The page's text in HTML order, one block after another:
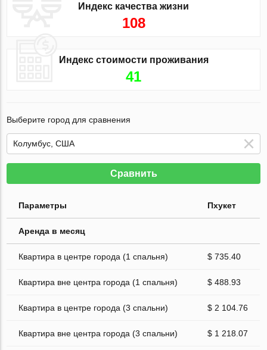
Индекс качества жизни
108
Индекс стоимости проживания
41
Выберите город для сравнения
Сравнить
Параметры Пхукет
Аренда в месяц
Квартира в центре города (1 спальня) $ 735.40
Квартира вне центра города (1 спальня) $ 488.93
Квартира в центре города (3 спальни) $ 2 104.76
Квартира вне центра города (3 спальни) $ 1 218.07